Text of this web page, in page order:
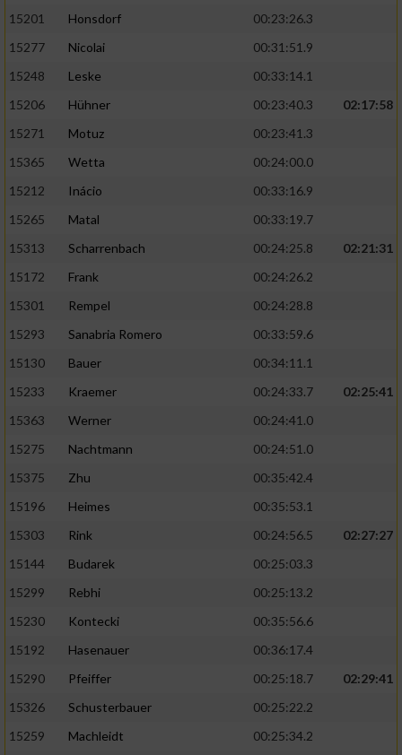
15201
Honsdorf
00:23:26.3
15277
Nicolai
00:31:51.9
15248
Leske
00:33:14.1
15206
Hühner 00:23:40.3
02:17:58
15271
Motuz
00:23:41.3
15365
Wetta
00:24:00.0
15212
Inácio
00:33:16.9
15265
Matal
00:33:19.7
15313
Scharrenbach 00:24:25.8
02:21:31
15172
Frank
00:24:26.2
15301
Rempel
00:24:28.8
15293
Sanabria Romero
00:33:59.6
15130
Bauer
00:34:11.1
15233
Kraemer 00:24:33.7
02:25:41
15363
Werner
00:24:41.0
15275
Nachtmann
00:24:51.0
15375
Zhu
00:35:42.4
15196
Heimes
00:35:53.1
15303
Rink 00:24:56.5
02:27:27
15144
Budarek
00:25:03.3
15299
Rebhi
00:25:13.2
15230
Kontecki
00:35:56.6
15192
Hasenauer
00:36:17.4
15290
Pfeiffer 00:25:18.7
02:29:41
15326
Schusterbauer
00:25:22.2
15259
Machleidt 00:25:34.2